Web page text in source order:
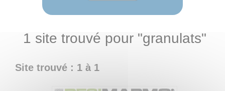
1 site trouvé pour "granulats"
Site trouvé : 1 à 1